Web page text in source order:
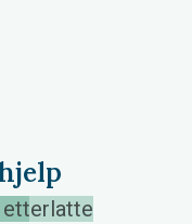
etterlatte